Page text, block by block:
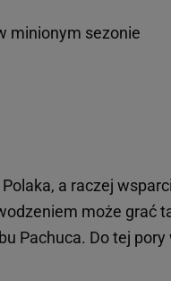
minionym sezonie
a raczej
może grać
Pachuca. Do tej pory